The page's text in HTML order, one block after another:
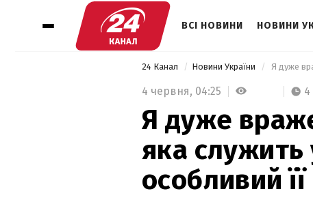
ВСІ НОВИНИ НОВИНИ
24 Канал Новини України
4 червня, 04:25 4
Я дуже
яка служить
особливий